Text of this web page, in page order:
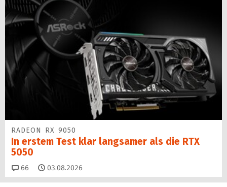
RADEON RX 9050
In erstem Test klar langsamer als die RTX
5050
66 Kommentare
03.08.2026